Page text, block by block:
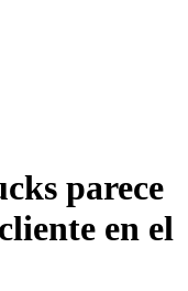
parece
en el